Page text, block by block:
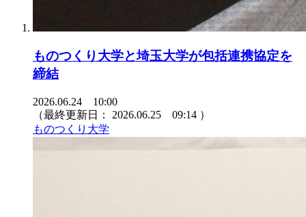
ものつくり大学と埼玉大学が包括連携協定を
締結
2026.06.24 10:00
（最終更新日： 2026.06.25 09:14 ）
ものつくり大学